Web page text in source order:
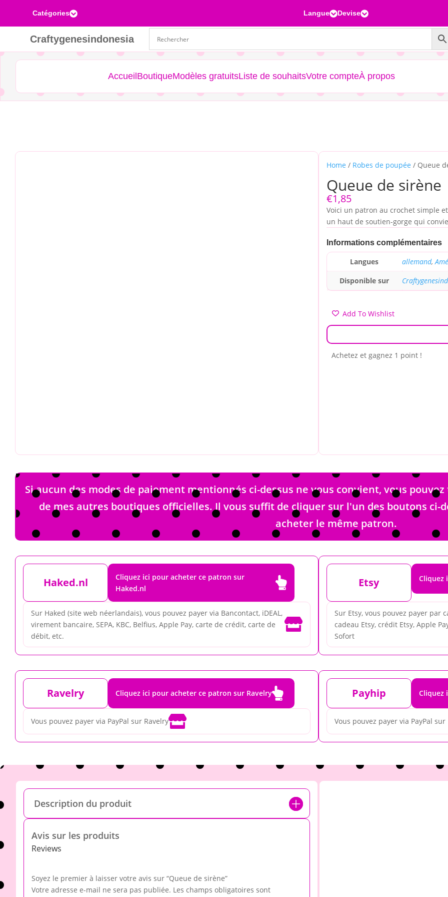
Catégories LangueDevise
Craftygenesindonesia
Accueil BoutiqueModèles gratuitsListe de souhaitsVotre compteÀ propos
Home / Robes de poupée / Queue
Queue de sirène
€1,85
Voici un patron au crochet simple
un haut de soutien-gorge qui
Informations complémentaires
Langues allemand,
Disponible sur
Add To Wishlist
Achetez et gagnez 1 point !
Si aucun des modes de paiement mentionnés ci-dessus ne vous convient, vous
de mes autres boutiques officielles. Il vous suffit de cliquer sur l'un des boutons ci-
acheter le même patron.
Haked.nl
Cliquez ici pour acheter ce patron sur
Haked.nl

Sur Haked (site web néerlandais), vous pouvez payer via Bancontact, iDEAL,
virement bancaire, SEPA, KBC, Belfius, Apple Pay, carte de crédit, carte de
débit, etc.

Etsy Cliquez
Sur Etsy, vous pouvez payer par
cadeau Etsy, crédit Etsy, Apple
Sofort
Ravelry Cliquez ici pour acheter ce patron sur Ravelry
Vous pouvez payer via PayPal sur Ravelry
Payhip Cliquez
Vous pouvez payer via PayPal sur
Description du produit
Avis sur les produits
Reviews
Soyez le premier à laisser votre avis sur “Queue de sirène”
Votre adresse e-mail ne sera pas publiée. Les champs obligatoires sont